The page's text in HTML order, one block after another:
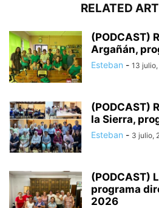
RELATED
(PODCAST)
Argañán,
Esteban - 13
(PODCAST)
la Sierra,
Esteban - 3 julio,
(PODCAST)
programa
2026